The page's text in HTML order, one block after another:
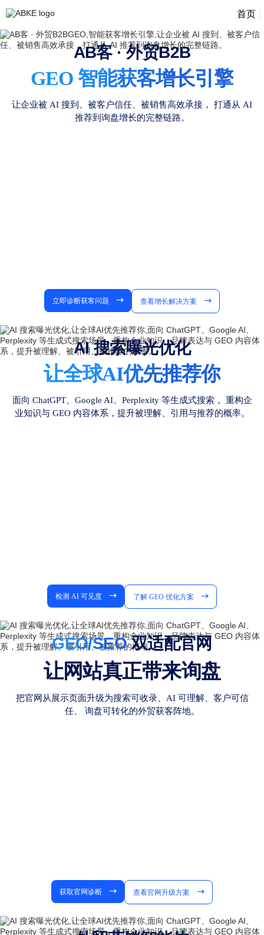
首页
AB客 · 外贸B2B
GEO 智能获客增长引擎
让企业被 AI 搜到、被客户信任、被销售高效承接， 打通从 AI
推荐到询盘增长的完整链路。
立即诊断获客问题 查看增长解决方案
AI 搜索曝光优化
让全球AI优先推荐你
面向 ChatGPT、Google AI、Perplexity 等生成式搜索， 重构企
业知识与 GEO 内容体系，提升被理解、引用与推荐的概率。
检测 AI 可见度 了解 GEO 优化方案
GEO/SEO双适配官网
让网站真正带来询盘
把官网从展示页面升级为搜索可收录、AI 可理解、客户可信
任、 询盘可转化的外贸获客阵地。
获取官网诊断 查看官网升级方案